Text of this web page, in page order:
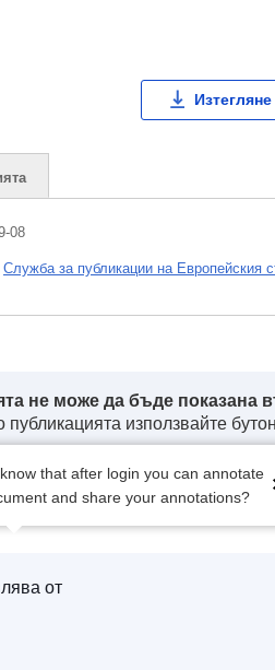
08
Служба за публикации на Европейския
не може да бъде показана
публикацията използвайте
that after login you can annotate
and share your annotations?
на Европейския съюз
от